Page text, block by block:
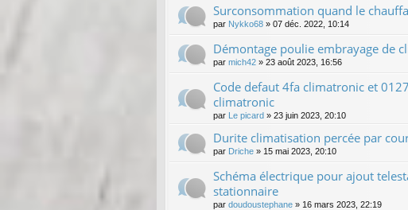
Surconsommation quand le
par Nykko68 » 07 déc. 2022, 10:14
Démontage poulie embrayage de
par mich42 » 23 août 2023, 16:56
Code defaut 4fa climatronic et
climatronic
par Le picard » 23 juin 2023, 20:10
Durite climatisation percée par
par Driche » 15 mai 2023, 20:10
Schéma électrique pour ajout
stationnaire
par doudoustephane » 16 mars 2023, 22:19